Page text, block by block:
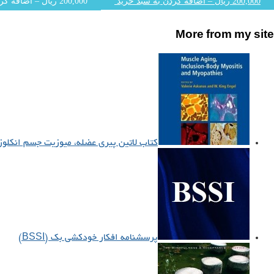
More from my site
کتاب لاتین پیری عضله، میوزیت جسم
پرسشنامه افکار خودکشی بک (BSSI)